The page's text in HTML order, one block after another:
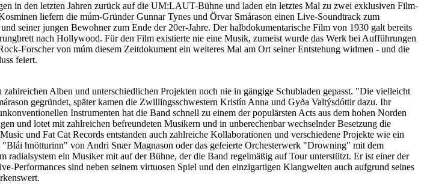
in den letzten Jahren zurück auf die UM:LAUT-Bühne und laden ein letztes Mal zu zwei exklusiven Film-
liefern die múm-Gründer Gunnar Tynes und Örvar Smárason einen Live-Soundtrack zum
seiner jungen Bewohner zum Ende der 20er-Jahre. Der halbdokumentarische Film von 1930 galt bereits
nach Hollywood. Für den Film existierte nie eine Musik, zumeist wurde das Werk bei Aufführungen
Forscher von múm diesem Zeitdokument ein weiteres Mal am Ort seiner Entstehung widmen - und die
feiert.
Alben und unterschiedlichen Projekten noch nie in gängige Schubladen gepasst. "Die vielleicht
gegründet, später kamen die Zwillingsschwestern Kristín Anna und Gyða Valtýsdóttir dazu. Ihr
Instrumenten hat die Band schnell zu einem der populärsten Acts aus dem hohen Norden
und lotet mit zahlreichen befreundeten Musikern und in unberechenbar wechselnder Besetzung die
und Fat Cat Records entstanden auch zahlreiche Kollaborationen und verschiedene Projekte wie ein
hnötturinn" von Andri Snær Magnason oder das gefeierte Orchesterwerk "Drowning" mit dem
ein Musiker mit auf der Bühne, der die Band regelmäßig auf Tour unterstützt. Er ist einer der
Performances sind neben seinem virtuosen Spiel und den einzigartigen Klangwelten auch aufgrund seines